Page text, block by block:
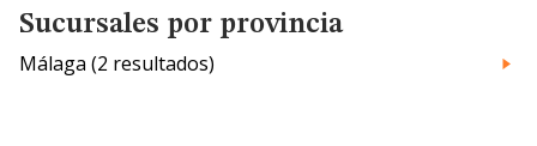
Sucursales por provincia
Málaga (2 resultados)